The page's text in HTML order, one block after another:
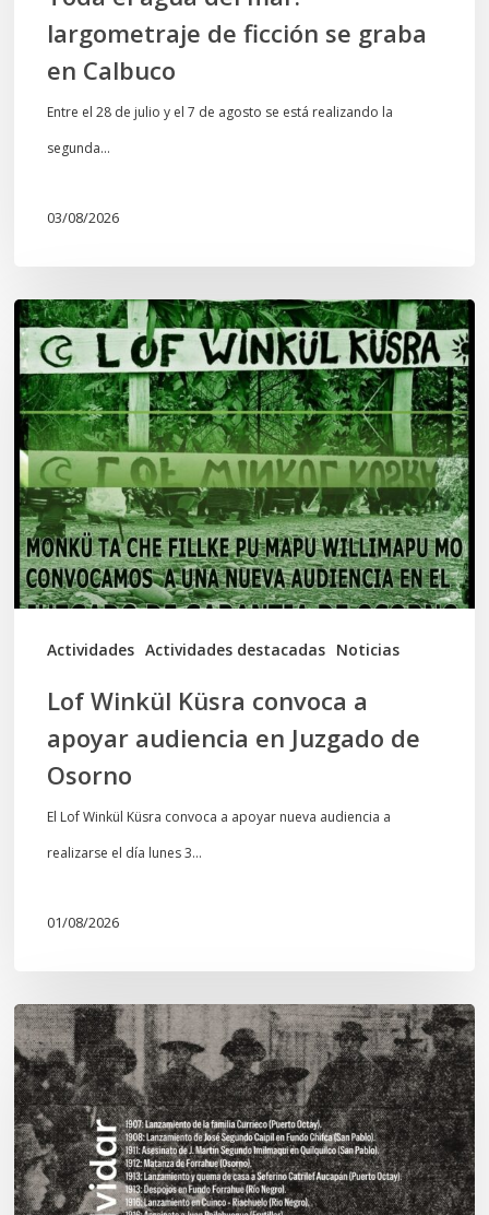
largometraje de ficción se graba
en Calbuco
Entre el 28 de julio y el 7 de agosto se está realizando la
segunda…
03/08/2026
Actividades Actividades destacadas Noticias
Lof
Winkül
Küsra
convoca
a
apoyar
audiencia
en
Juzgado
Lof Winkül Küsra convoca a
apoyar audiencia en Juzgado de
Osorno
El Lof Winkül Küsra convoca a apoyar nueva audiencia a
realizarse el día lunes 3…
01/08/2026
Chawrakawin:
Palimpsesto
explora
a
través
del